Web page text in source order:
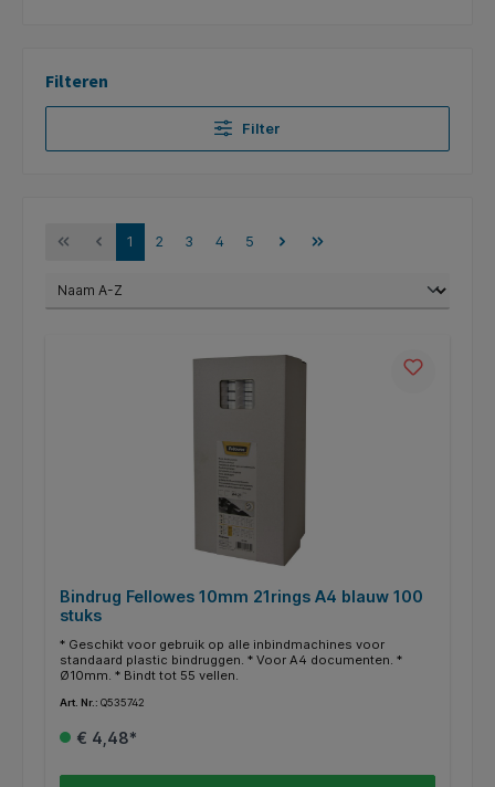
Filteren
Filter
1 2 3 4 5
Bindrug Fellowes 10mm 21rings A4 blauw 100
stuks
* Geschikt voor gebruik op alle inbindmachines voor
standaard plastic bindruggen. * Voor A4 documenten. *
Ø10mm. * Bindt tot 55 vellen.
Art. Nr.: Q535742
€ 4,48*